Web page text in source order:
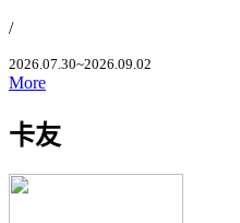
/
2026.07.30~2026.09.02
More
卡友